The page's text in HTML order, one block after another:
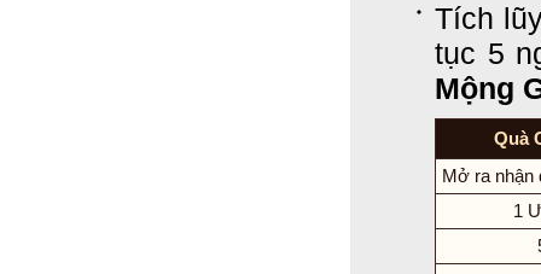
Tích
tục 5
Mộng
Quà
Mở ra nhận
1